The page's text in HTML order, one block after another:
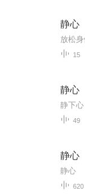
静心
放松
15
静心
49
静心
静心
620